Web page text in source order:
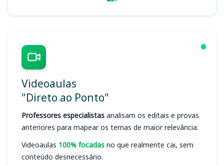
Videoaulas
"Direto ao Ponto"
Professores especialistas analisam os editais e provas
anteriores para mapear os temas de maior relevância.
Videoaulas 100% focadas no que realmente cai, sem
conteúdo desnecessário.